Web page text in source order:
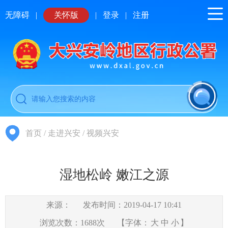
无障碍 | 关怀版 | 登录 | 注册
首页 / 走进兴安 /视频兴安
湿地松岭 嫩江之源
来源： 发布时间：2019-04-17 10:41
浏览次数： 1688次 【字体： 大 中 小 】